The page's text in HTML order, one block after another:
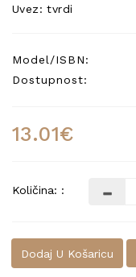
Uvez: tvrdi
Model/ISBN:
Dostupnost:
13.01€
Količina: :
Dodaj U Košaricu